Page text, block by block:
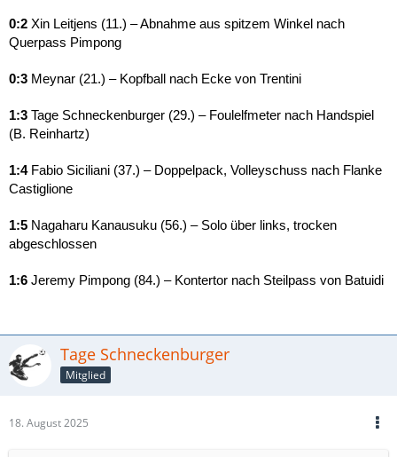
0:2 Xin Leitjens (11.) – Abnahme aus spitzem Winkel nach
Querpass Pimpong
0:3 Meynar (21.) – Kopfball nach Ecke von Trentini
1:3 Tage Schneckenburger (29.) – Foulelfmeter nach Handspiel
(B. Reinhartz)
1:4Fabio Siciliani (37.) – Doppelpack, Volleyschuss nach Flanke
Castiglione
1:5 Nagaharu Kanausuku (56.) – Solo über links, trocken
abgeschlossen
1:6 Jeremy Pimpong (84.) – Kontertor nach Steilpass von Batuidi
Tage Schneckenburger
Mitglied
18. August 2025